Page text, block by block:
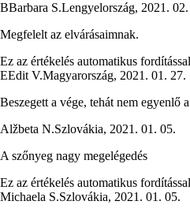
BBarbara S.Lengyelország, 2021.
Megfelelt az elvárásaimnak.
Ez az értékelés automatikus
EEdit V.Magyarország, 2021. 01. 27.
Beszegett a vége, tehát nem egyenlő
Alžbeta N.Szlovákia, 2021. 01. 05.
A szőnyeg nagy megelégedés
Ez az értékelés automatikus
Michaela S.Szlovákia, 2021. 01. 05.